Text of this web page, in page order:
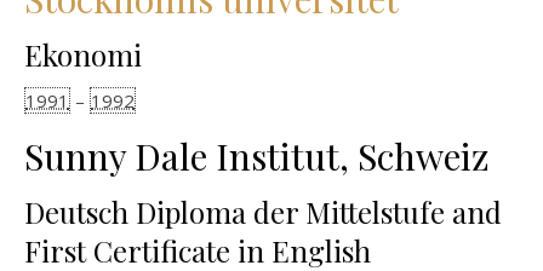
Ekonomi
1991 – 1992
Sunny Dale Institut, Schweiz
Deutsch Diploma der Mittelstufe and
First Certificate in English